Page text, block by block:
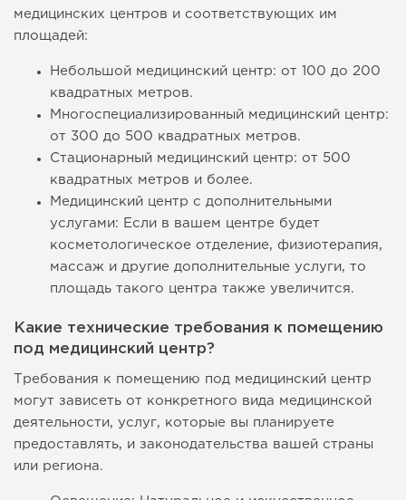
медицинских центров и соответствующих им
площадей:
Небольшой медицинский центр: от 100 до 200
квадратных метров.
Многоспециализированный медицинский центр:
от 300 до 500 квадратных метров.
Стационарный медицинский центр: от 500
квадратных метров и более.
Медицинский центр с дополнительными
услугами: Если в вашем центре будет
косметологическое отделение, физиотерапия,
массаж и другие дополнительные услуги, то
площадь такого центра также увеличится.
Какие технические требования к помещению
под медицинский центр?
Требования к помещению под медицинский центр
могут зависеть от конкретного вида медицинской
деятельности, услуг, которые вы планируете
предоставлять, и законодательства вашей страны
или региона.